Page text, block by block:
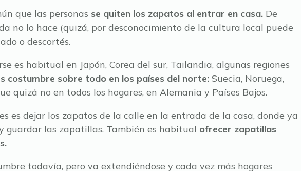
que las personas se quiten los zapatos al entrar en casa.De
no lo hace (quizá, por desconocimiento de la cultura local puede
o descortés.
es habitual en Japón, Corea del sur, Tailandia, algunas regiones
costumbre sobre todo en los países del norte: Suecia, Noruega,
quizá no en todos los hogares, en Alemania y Países Bajos.
es dejar los zapatos de la calle en la entrada de la casa, donde ya
guardar las zapatillas. También es habitual ofrecer zapatillas
todavía, pero va extendiéndose y cada vez más hogares